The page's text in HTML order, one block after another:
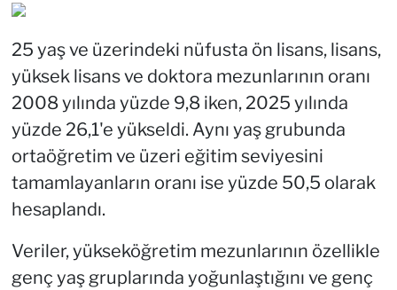
25 yaş ve üzerindeki nüfusta ön lisans, lisans,
yüksek lisans ve doktora mezunlarının oranı
2008 yılında yüzde 9,8 iken, 2025 yılında
yüzde 26,1'e yükseldi. Aynı yaş grubunda
ortaöğretim ve üzeri eğitim seviyesini
tamamlayanların oranı ise yüzde 50,5 olarak
hesaplandı.
Veriler, yükseköğretim mezunlarının özellikle
genç yaş gruplarında yoğunlaştığını ve genç